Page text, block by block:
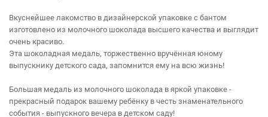
Вкуснейшее лакомство в дизайнерской упаковке с бантом
изготовлено из молочного шоколада высшего качества и выглядит
очень красиво.
Эта шоколадная медаль, торжественно вручённая юному
выпускнику детского сада, запомнится ему на всю жизнь!
Большая медаль из молочного шоколада в яркой упаковке -
прекрасный подарок вашему ребёнку в честь знаменательного
события - выпускного вечера в детском саду!